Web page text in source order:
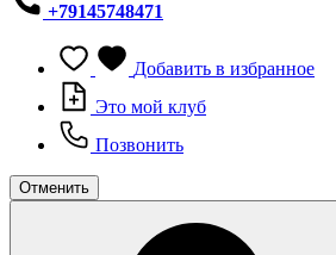
+79145748471
Добавить в избранное
Это мой клуб
Позвонить
Отменить